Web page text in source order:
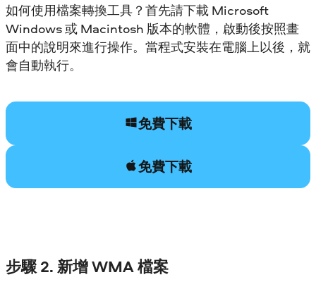
如何使用檔案轉換工具？首先請下載 Microsoft
Windows 或 Macintosh 版本的軟體，啟動後按照畫
面中的說明來進行操作。當程式安裝在電腦上以後，就
會自動執行。
免費下載
免費下載
步驟 2. 新增 WMA 檔案